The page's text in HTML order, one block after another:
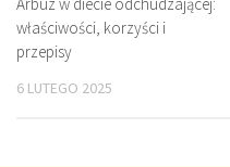
Arbuz w diecie odchudzającej:
właściwości, korzyści i
przepisy
6 LUTEGO 2025